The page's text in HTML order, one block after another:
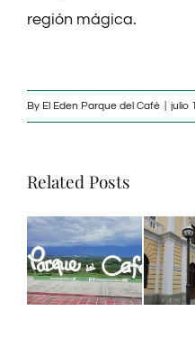
región mágica.
By El Eden Parque del Café julio
Related Posts
Descubre
la
del
Parque
Internacional
del
Café y
su
El
patrimonio
Quindío
y el Eje
Cafetero:
amor